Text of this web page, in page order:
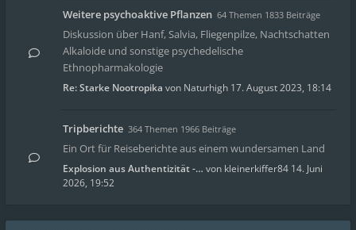
Weitere psychoaktive Pflanzen 64 Themen 1833 Beiträge
Diskussion über Hanf, Salvia, Fliegenpilze, Nachtschatten
Alkaloide und sonstige psychedelische
Ethnopharmakologie
Re: Starke Nootropika von Naturhigh 17. August 2023, 18:14
Tripberichte 364 Themen 1966 Beiträge
Ein Ort für Reiseberichte aus einem wundersamen Land
Explosion aus Authentizität -… von kleinerkiffer84 14. Juni
2026, 19:52